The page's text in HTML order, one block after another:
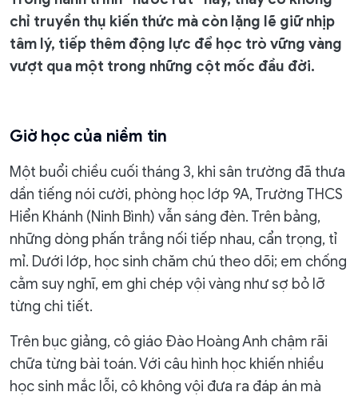
chỉ truyền thụ kiến thức mà còn lặng lẽ giữ nhịp
tâm lý, tiếp thêm động lực để học trò vững vàng
vượt qua một trong những cột mốc đầu đời.
Giờ học của niềm tin
Một buổi chiều cuối tháng 3, khi sân trường đã thưa
dần tiếng nói cười, phòng học lớp 9A, Trường THCS
Hiển Khánh (Ninh Bình) vẫn sáng đèn. Trên bảng,
những dòng phấn trắng nối tiếp nhau, cẩn trọng, tỉ
mỉ. Dưới lớp, học sinh chăm chú theo dõi; em chống
cằm suy nghĩ, em ghi chép vội vàng như sợ bỏ lỡ
từng chi tiết.
Trên bục giảng, cô giáo Đào Hoàng Anh chậm rãi
chữa từng bài toán. Với câu hình học khiến nhiều
học sinh mắc lỗi, cô không vội đưa ra đáp án mà